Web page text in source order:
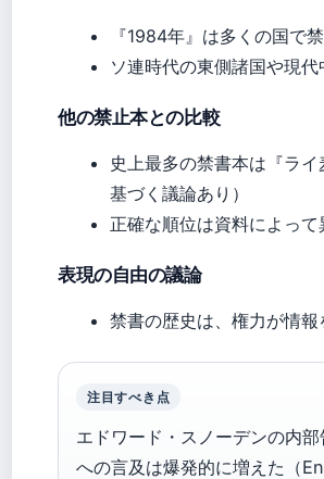
『1984年』は多くの国
ソ連時代の東側諸国や現
他の禁止本との比較
史上最多の禁書本は『ラ
基づく議論あり）
正確な順位は資料によっ
表現の自由の議論
禁書の歴史は、権力が情
注目すべき点
エドワード・スノーデンの内
への言及は爆発的に増えた（